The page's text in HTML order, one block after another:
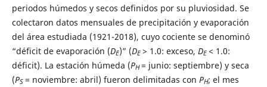
periodos húmedos y secos definidos por su pluviosidad. Se
colectaron datos mensuales de precipitación y evaporación
del área estudiada (1921-2018), cuyo cociente se denominó
“déficit de evaporación (DE)” (DE > 1.0: exceso, DE < 1.0:
déficit). La estación húmeda (PH= junio: septiembre) y seca
(PS = noviembre: abril) fueron delimitadas con PH; el mes